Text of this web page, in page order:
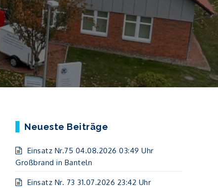
Neueste Beiträge
Einsatz Nr.75 04.08.2026 03:49 Uhr
Großbrand in Banteln
Einsatz Nr. 73 31.07.2026 23:42 Uhr